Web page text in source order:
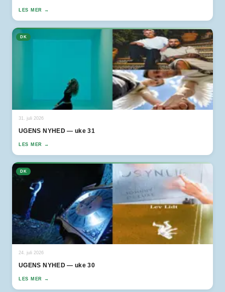
LES MER →
DK
31. juli 2026
UGENS NYHED — uke 31
LES MER →
DK
24. juli 2026
UGENS NYHED — uke 30
LES MER →